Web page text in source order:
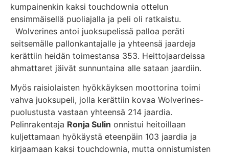
kumpainenkin kaksi touchdownia ottelun
ensimmäisellä puoliajalla ja peli oli ratkaistu.
Wolverines antoi juoksupelissä palloa peräti
seitsemälle pallonkantajalle ja yhteensä jaardeja
kerättiin heidän toimestansa 353. Heittojaardeissa
ahmattaret jäivät sunnuntaina alle sataan jaardiin.
Myös raisiolaisten hyökkäyksen moottorina toimi
vahva juoksupeli, jolla kerättiin kovaa Wolverines-
puolustusta vastaan yhteensä 214 jaardia.
Pelinrakentaja Ronja Sulin onnistui heitoillaan
kuljettamaan hyökäystä eteenpäin 103 jaardia ja
kirjaamaan kaksi touchdownia, mutta onnistumisten